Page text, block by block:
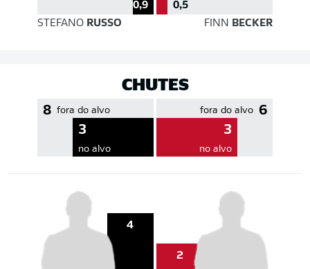
0,9
0,5
STEFANO RUSSO FINN BECKER
CHUTES
8 fora do alvo
3
no alvo
6
fora do alvo
3
no alvo
4
2